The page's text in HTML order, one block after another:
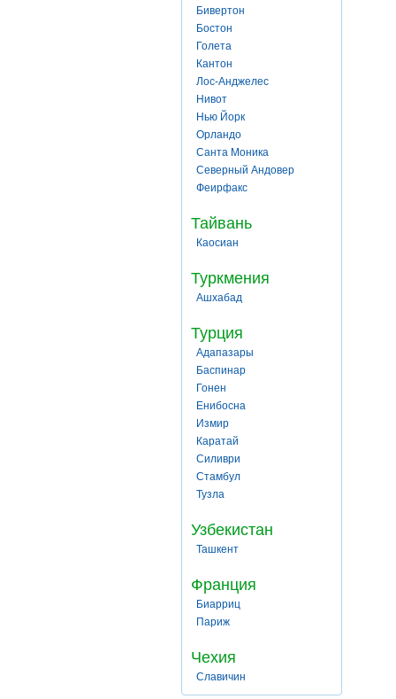
Бивертон
Бостон
Голета
Кантон
Лос-Анджелес
Нивот
Нью Йорк
Орландо
Санта Моника
Северный Андовер
Феирфакс
Тайвань
Каосиан
Туркмения
Ашхабад
Турция
Адапазары
Баспинар
Гонен
Енибосна
Измир
Каратай
Силиври
Стамбул
Тузла
Узбекистан
Ташкент
Франция
Биарриц
Париж
Чехия
Славичин